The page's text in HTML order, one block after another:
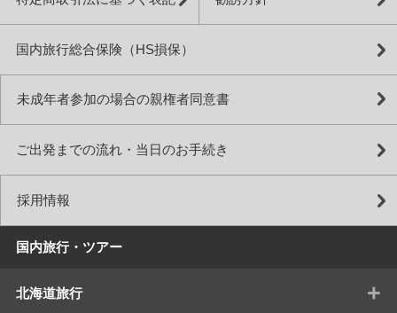
国内旅行総合保険（HS損保）
未成年者参加の場合の親権者同意書
ご出発までの流れ・当日のお手続き
採用情報
国内旅行・ツアー
北海道旅行 +